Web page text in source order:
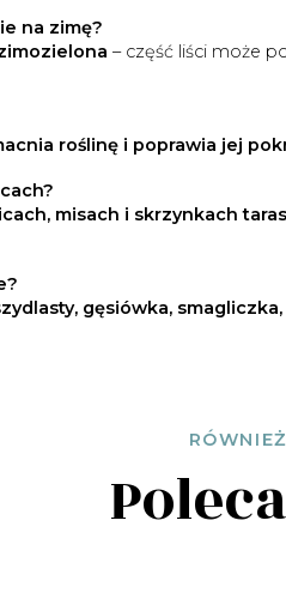
na zimę?
– część liści może
roślinę i poprawia jej
misach i skrzynkach
gęsiówka,